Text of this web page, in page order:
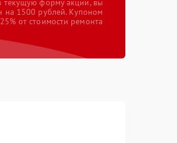
текущую форму акции, вы
на 1500 рублей. Купоном
от стоимости ремонта